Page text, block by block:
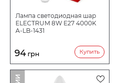
Лампа светодиодная шар
ELECTRUM 8W E27 4000K
A-LB-1431
94 грн Купить